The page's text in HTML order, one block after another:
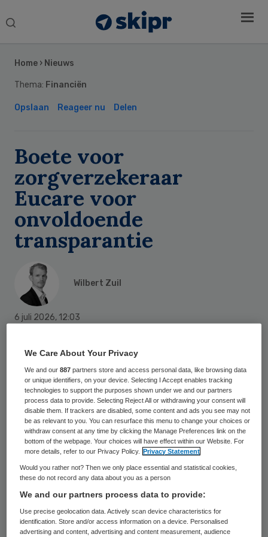
Search
Home › Nieuws
Thema: Financiën
Opslaan Reageer nu Delen
Boete voor
zorgverzekeraar
Eucare voor
onvoldoende
transparantie
Wilbert Zuil
6 juli 2026, 12:03
De Nederlandse Zorgautoriteit (NZa)
legt Eucare Insurance een boete van
25.000 euro op omdat de zorgverzekeraar
onvoldoende transparant was tijdens het
zorginkoopproces.
Volgens de toezichthouder gaf Eucare
onvoldoende toelichting op de tarieven in
de contractvoorstellen aan zorgaanbieders
in de orthopedische hulpmiddelensector
Sidebar
We Care About Your Privacy
We and our887 partners store and access personal data, like browsing data
or unique identifiers, on your device. Selecting I Accept enables tracking
technologies to support the purposes shown under we and our partners
process data to provide. Selecting Reject All or withdrawing your consent will
disable them. If trackers are disabled, some content and ads you see may not
be as relevant to you. You can resurface this menu to change your choices or
withdraw consent at any time by clicking the Manage Preferences link on the
bottom of the webpage. Your choices will have effect within our Website. For
more details, refer to our Privacy Policy.
Privacy Statement
Would you rather not? Then we only place essential and statistical cookies,
these do not record any data about you as a person
We and our partners process data to provide:
Use precise geolocation data. Actively scan device characteristics for
identification. Store and/or access information on a device. Personalised
advertising and content, advertising and content measurement, audience